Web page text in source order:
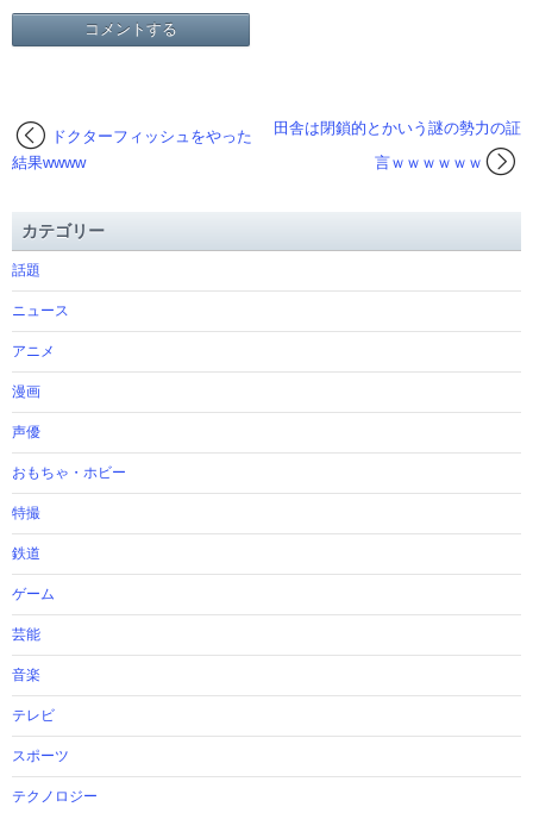
田舎は閉鎖的とかいう謎の勢力の証
言ｗｗｗｗｗｗ
ドクターフィッシュをやった
結果wwww
カテゴリー
話題
ニュース
アニメ
漫画
声優
おもちゃ・ホビー
特撮
鉄道
ゲーム
芸能
音楽
テレビ
スポーツ
テクノロジー